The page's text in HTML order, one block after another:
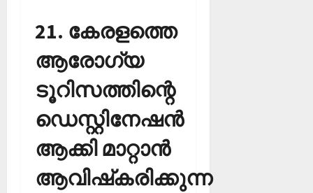
21. കേരളത്തെ
ആരോഗ്യ
ടൂറിസത്തിന്റെ
ഡെസ്റ്റിനേഷന്‍
ആക്കി മാറ്റാന്‍
ആവിഷ്‌കരിക്കുന്ന